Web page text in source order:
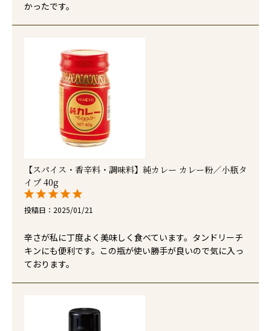
かったです。
【スパイス・香辛料・調味料】純カレー カレー粉／小瓶タ
イプ 40g
投稿日 2025/01/21
辛さが私に丁度よく美味しく食べています。タンドリーチ
キンにも便利です。この瓶が使い勝手が良いので気に入っ
ております。